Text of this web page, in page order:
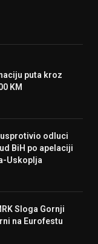
puta kroz
KM
odluci
BiH po apelaciji
Uskoplja
Sloga Gornji
na Eurofestu